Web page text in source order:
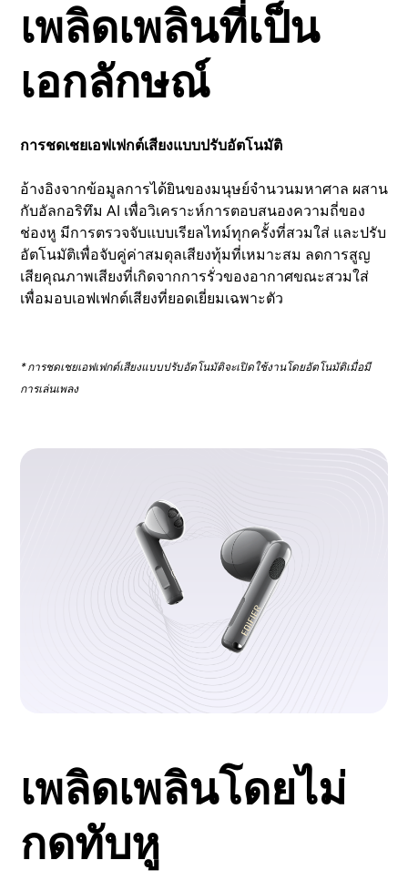
เพลิดเพลินที่เป็น
เอกลักษณ์
การชดเชยเอฟเฟกต์เสียงแบบปรับอัตโนมัติ
อ้างอิงจากข้อมูลการได้ยินของมนุษย์จำนวนมหาศาล ผสาน
กับอัลกอริทึม AI เพื่อวิเคราะห์การตอบสนองความถี่ของ
ช่องหู มีการตรวจจับแบบเรียลไทม์ทุกครั้งที่สวมใส่ และปรับ
อัตโนมัติเพื่อจับคู่ค่าสมดุลเสียงทุ้มที่เหมาะสม ลดการสูญ
เสียคุณภาพเสียงที่เกิดจากการรั่วของอากาศขณะสวมใส่
เพื่อมอบเอฟเฟกต์เสียงที่ยอดเยี่ยมเฉพาะตัว
* การชดเชยเอฟเฟกต์เสียงแบบปรับอัตโนมัติจะเปิดใช้งานโดยอัตโนมัติเมื่อมี
การเล่นเพลง
เพลิดเพลินโดยไม่
กดทับหู